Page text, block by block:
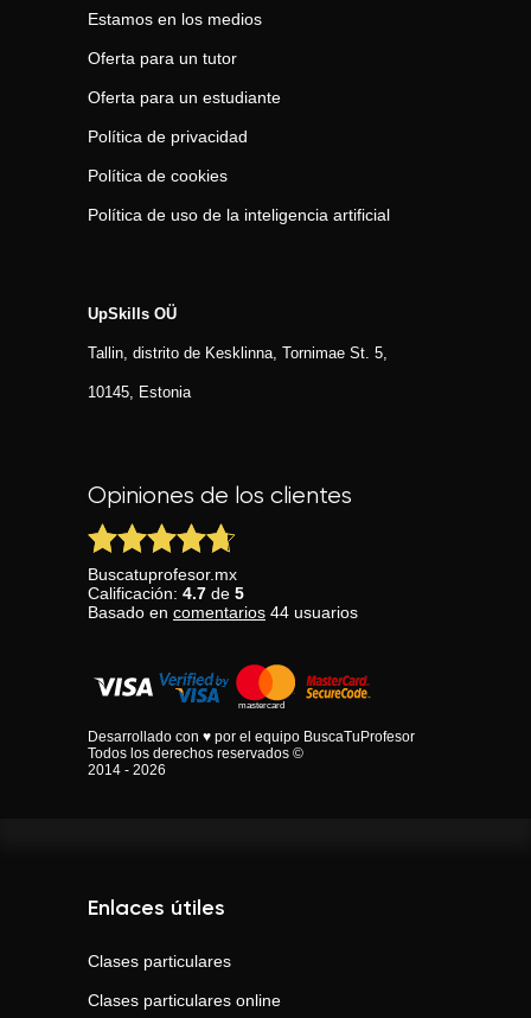
Estamos en los medios
Oferta para un tutor
Oferta para un estudiante
Política de privacidad
Política de cookies
Política de uso de la inteligencia artificial
UpSkills OÜ
Tallin, distrito de Kesklinna, Tornimаe St. 5,
10145, Estonia
Opiniones de los clientes
Buscatuprofesor.mx
Calificación: 4.7 de 5
Basado en comentarios 44 usuarios
Desarrollado con ♥ por el equipo BuscaTuProfesor
Todos los derechos reservados ©
2014 - 2026
Enlaces útiles
Clases particulares
Clases particulares online